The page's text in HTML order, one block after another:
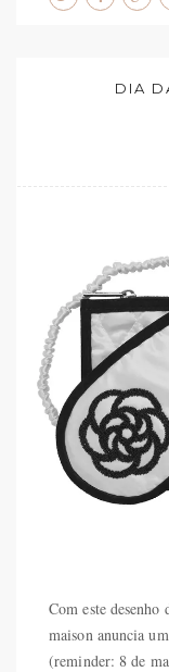
DIA
Com este
maison anuncia
(reminder: 8 de